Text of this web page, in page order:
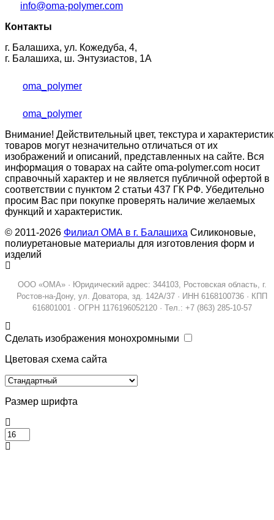
info@oma-polymer.com
Контакты
г. Балашиха, ул. Кожедуба, 4,
г. Балашиха, ш. Энтузиастов, 1А
oma_polymer
oma_polymer
Внимание! Действительный цвет, текстура и
товаров могут незначительно отличаться от их
изображений и описаний, представленных на сайте. Вся
информация о товарах на сайте oma-polymer.com носит
справочный характер и не является публичной офертой в
соответствии с пунктом 2 статьи 437 ГК РФ. Убедительно
просим Вас при покупке проверять наличие желаемых
функций и характеристик.
© 2011-2026 Филиал ОМА в г. Балашиха Силиконовые,
полиуретановые материалы для изготовления форм и
изделий
ООО «ОМА» · Юридический адрес: 344103, Ростовская область, г.
Ростов-на-Дону, ул. Доватора, зд. 142А/37 · ИНН 6168100736 · КПП
616801001 · ОГРН 1176196052120 · Тел.: +7 (863) 285-10-57
Сделать изображения монохромными
Цветовая схема сайта
Размер шрифта